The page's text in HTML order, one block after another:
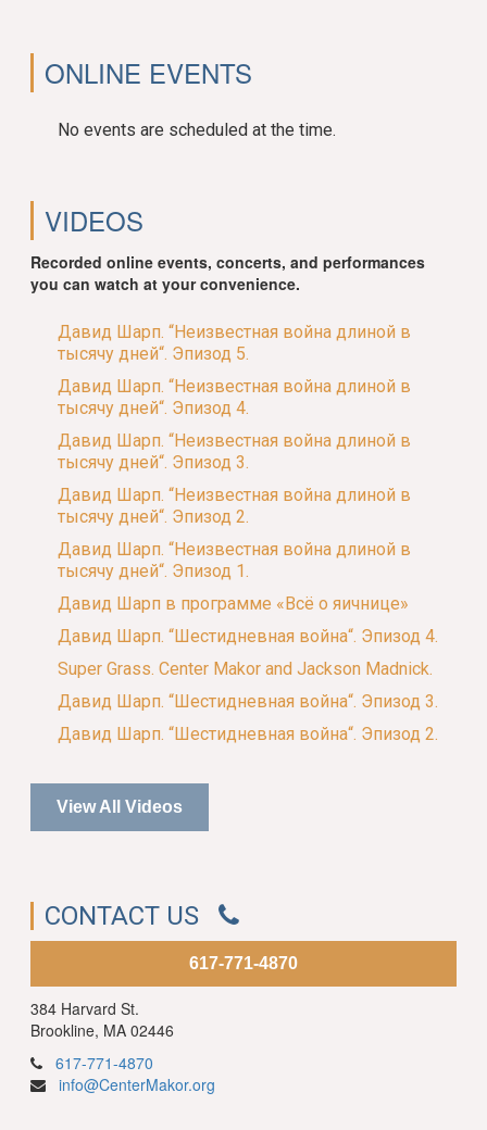
ONLINE EVENTS
No events are scheduled at the time.
VIDEOS
Recorded online events, concerts, and performances
you can watch at your convenience.
Давид Шарп. “Неизвестная война длиной в
тысячу дней“. Эпизод 5.
Давид Шарп. “Неизвестная война длиной в
тысячу дней“. Эпизод 4.
Давид Шарп. “Неизвестная война длиной в
тысячу дней“. Эпизод 3.
Давид Шарп. “Неизвестная война длиной в
тысячу дней“. Эпизод 2.
Давид Шарп. “Неизвестная война длиной в
тысячу дней“. Эпизод 1.
Давид Шарп в программе «Всё о яичнице»
Давид Шарп. “Шестидневная война“. Эпизод 4.
Super Grass. Center Makor and Jackson Madnick.
Давид Шарп. “Шестидневная война“. Эпизод 3.
Давид Шарп. “Шестидневная война“. Эпизод 2.
View All Videos
CONTACT US
617-771-4870
384 Harvard St.
Brookline, MA 02446
617-771-4870
info@CenterMakor.org